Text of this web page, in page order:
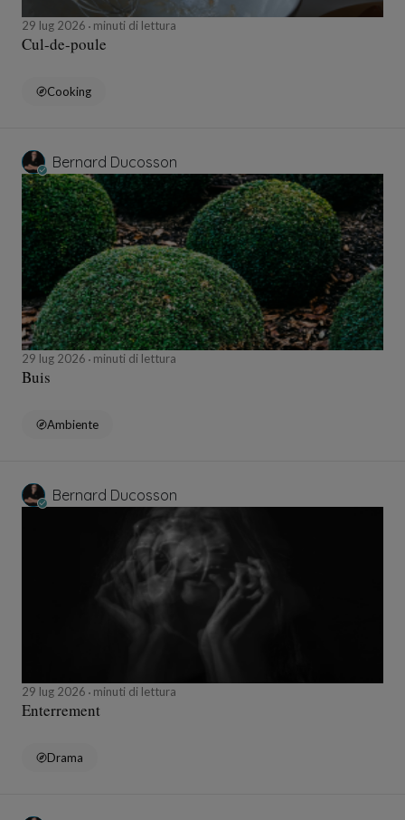
29 lug 2026 minuti di lettura
Cul-de-poule
Cooking
Bernard Ducosson
29 lug 2026 minuti di lettura
Buis
Ambiente
Bernard Ducosson
29 lug 2026 minuti di lettura
Enterrement
Drama